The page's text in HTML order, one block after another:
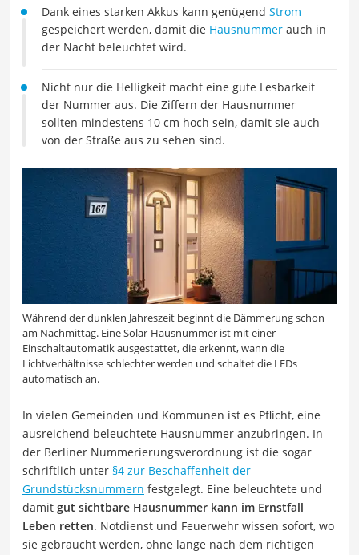
Dank eines starken Akkus kann genügend Strom
gespeichert werden, damit die Hausnummer auch in
der Nacht beleuchtet wird.
Nicht nur die Helligkeit macht eine gute Lesbarkeit
der Nummer aus. Die Ziffern der Hausnummer
sollten mindestens 10 cm hoch sein, damit sie auch
von der Straße aus zu sehen sind.
Während der dunklen Jahreszeit beginnt die Dämmerung schon
am Nachmittag. Eine Solar-Hausnummer ist mit einer
Einschaltautomatik ausgestattet, die erkennt, wann die
Lichtverhältnisse schlechter werden und schaltet die LEDs
automatisch an.
In vielen Gemeinden und Kommunen ist es Pflicht, eine
ausreichend beleuchtete Hausnummer anzubringen. In
der Berliner Nummerierungsverordnung ist die sogar
schriftlich unter §4 zur Beschaffenheit der
Grundstücksnummern festgelegt. Eine beleuchtete und
damit gut sichtbare Hausnummer kann im Ernstfall
Leben retten. Notdienst und Feuerwehr wissen sofort, wo
sie gebraucht werden, ohne lange nach dem richtigen